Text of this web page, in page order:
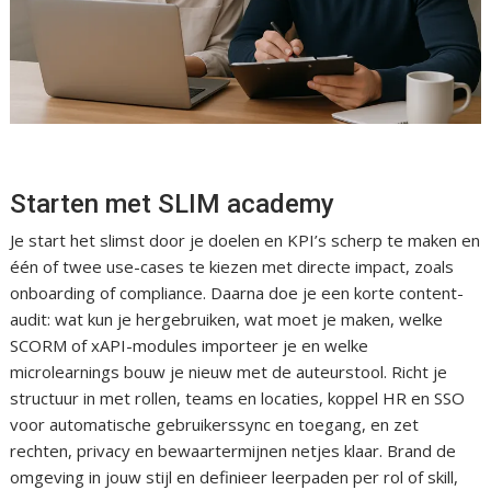
Starten met SLIM academy
Je start het slimst door je doelen en KPI’s scherp te maken en
één of twee use-cases te kiezen met directe impact, zoals
onboarding of compliance. Daarna doe je een korte content-
audit: wat kun je hergebruiken, wat moet je maken, welke
SCORM of xAPI-modules importeer je en welke
microlearnings bouw je nieuw met de auteurstool. Richt je
structuur in met rollen, teams en locaties, koppel HR en SSO
voor automatische gebruikerssync en toegang, en zet
rechten, privacy en bewaartermijnen netjes klaar. Brand de
omgeving in jouw stijl en definieer leerpaden per rol of skill,